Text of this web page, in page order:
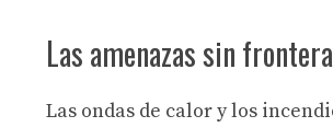
Las amenazas sin
Las ondas de calor y los